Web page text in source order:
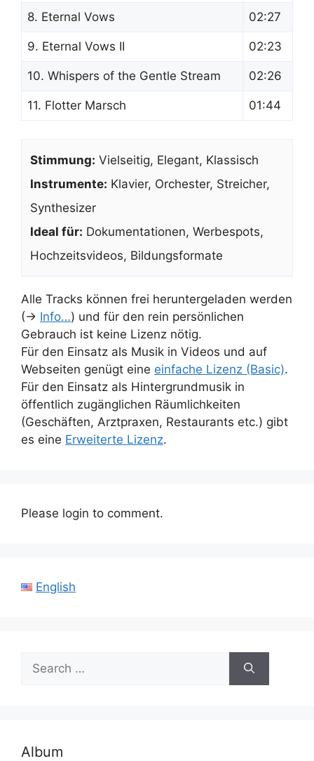
8. Eternal Vows 02:27
9. Eternal Vows II 02:23
10. Whispers of the Gentle Stream 02:26
11. Flotter Marsch 01:44
Stimmung: Vielseitig, Elegant, Klassisch
Instrumente: Klavier, Orchester, Streicher,
Synthesizer
Ideal für: Dokumentationen, Werbespots,
Hochzeitsvideos, Bildungsformate
Alle Tracks können frei heruntergeladen werden
(→ Info…) und für den rein persönlichen
Gebrauch ist keine Lizenz nötig.
Für den Einsatz als Musik in Videos und auf
Webseiten genügt eine einfache Lizenz (Basic).
Für den Einsatz als Hintergrundmusik in
öffentlich zugänglichen Räumlichkeiten
(Geschäften, Arztpraxen, Restaurants etc.) gibt
es eine Erweiterte Lizenz.
Please login to comment.
English
for:
Album